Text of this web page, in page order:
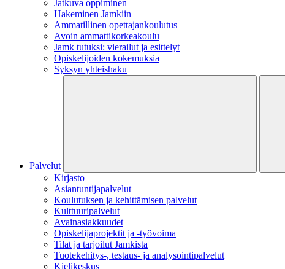
Jatkuva oppiminen
Hakeminen Jamkiin
Ammatillinen opettajankoulutus
Avoin ammattikorkeakoulu
Jamk tutuksi: vierailut ja esittelyt
Opiskelijoiden kokemuksia
Syksyn yhteishaku
Palvelut
Kirjasto
Asiantuntijapalvelut
Koulutuksen ja kehittämisen palvelut
Kulttuuripalvelut
Avainasiakkuudet
Opiskelijaprojektit​ ja -työvoima
Tilat ja tarjoilut Jamkista
Tuotekehitys-, testaus- ja analysointipalvelut
Kielikeskus